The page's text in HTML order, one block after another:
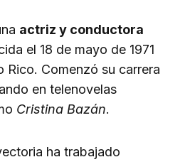
actriz y conductora
el 18 de mayo de 1971
Rico. Comenzó su carrera
en telenovelas
Cristina Bazán.
ha trabajado